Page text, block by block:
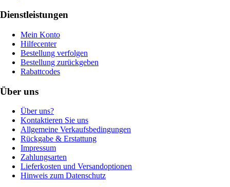
Dienstleistungen
Mein Konto
Hilfecenter
Bestellung verfolgen
Bestellung zurückgeben
Rabattcodes
Über uns
Über uns?
Kontaktieren Sie uns
Allgemeine Verkaufsbedingungen
Rückgabe & Erstattung
Impressum
Zahlungsarten
Lieferkosten und Versandoptionen
Hinweis zum Datenschutz